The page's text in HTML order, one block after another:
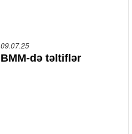
09.07.25
BMM-də təltiflər